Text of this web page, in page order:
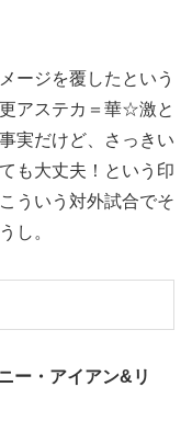
ージを覆したという
アステカ＝華☆激と
実だけど、さっきい
も大丈夫！という印
ういう対外試合でそ
し。
ー・アイアン&リ